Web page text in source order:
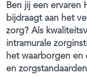
Ben jij een ervaren
bijdraagt aan het
zorg? Als
intramurale
het waarborgen en
en